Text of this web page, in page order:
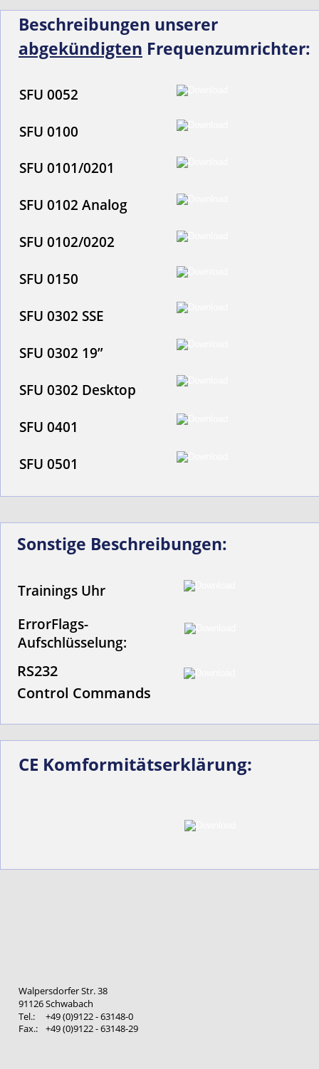
Walpersdorfer Str. 38
91126 Schwabach
Tel.:
+49 (0)9122 - 63148-0
Fax.:
+49 (0)9122 - 63148-29
Beschreibungen unserer
abgekündigten Frequenzumrichter:
SFU 0052
SFU 0100
SFU 0101/0201
SFU 0102 Analog
SFU 0102/0202
SFU 0150
SFU 0302 SSE
SFU 0302 19”
SFU 0302 Desktop
SFU 0401
SFU 0501
Sonstige Beschreibungen:
Trainings Uhr
ErrorFlags-
Aufschlüsselung:
RS232
Control Commands
CE Komformitätserklärung: